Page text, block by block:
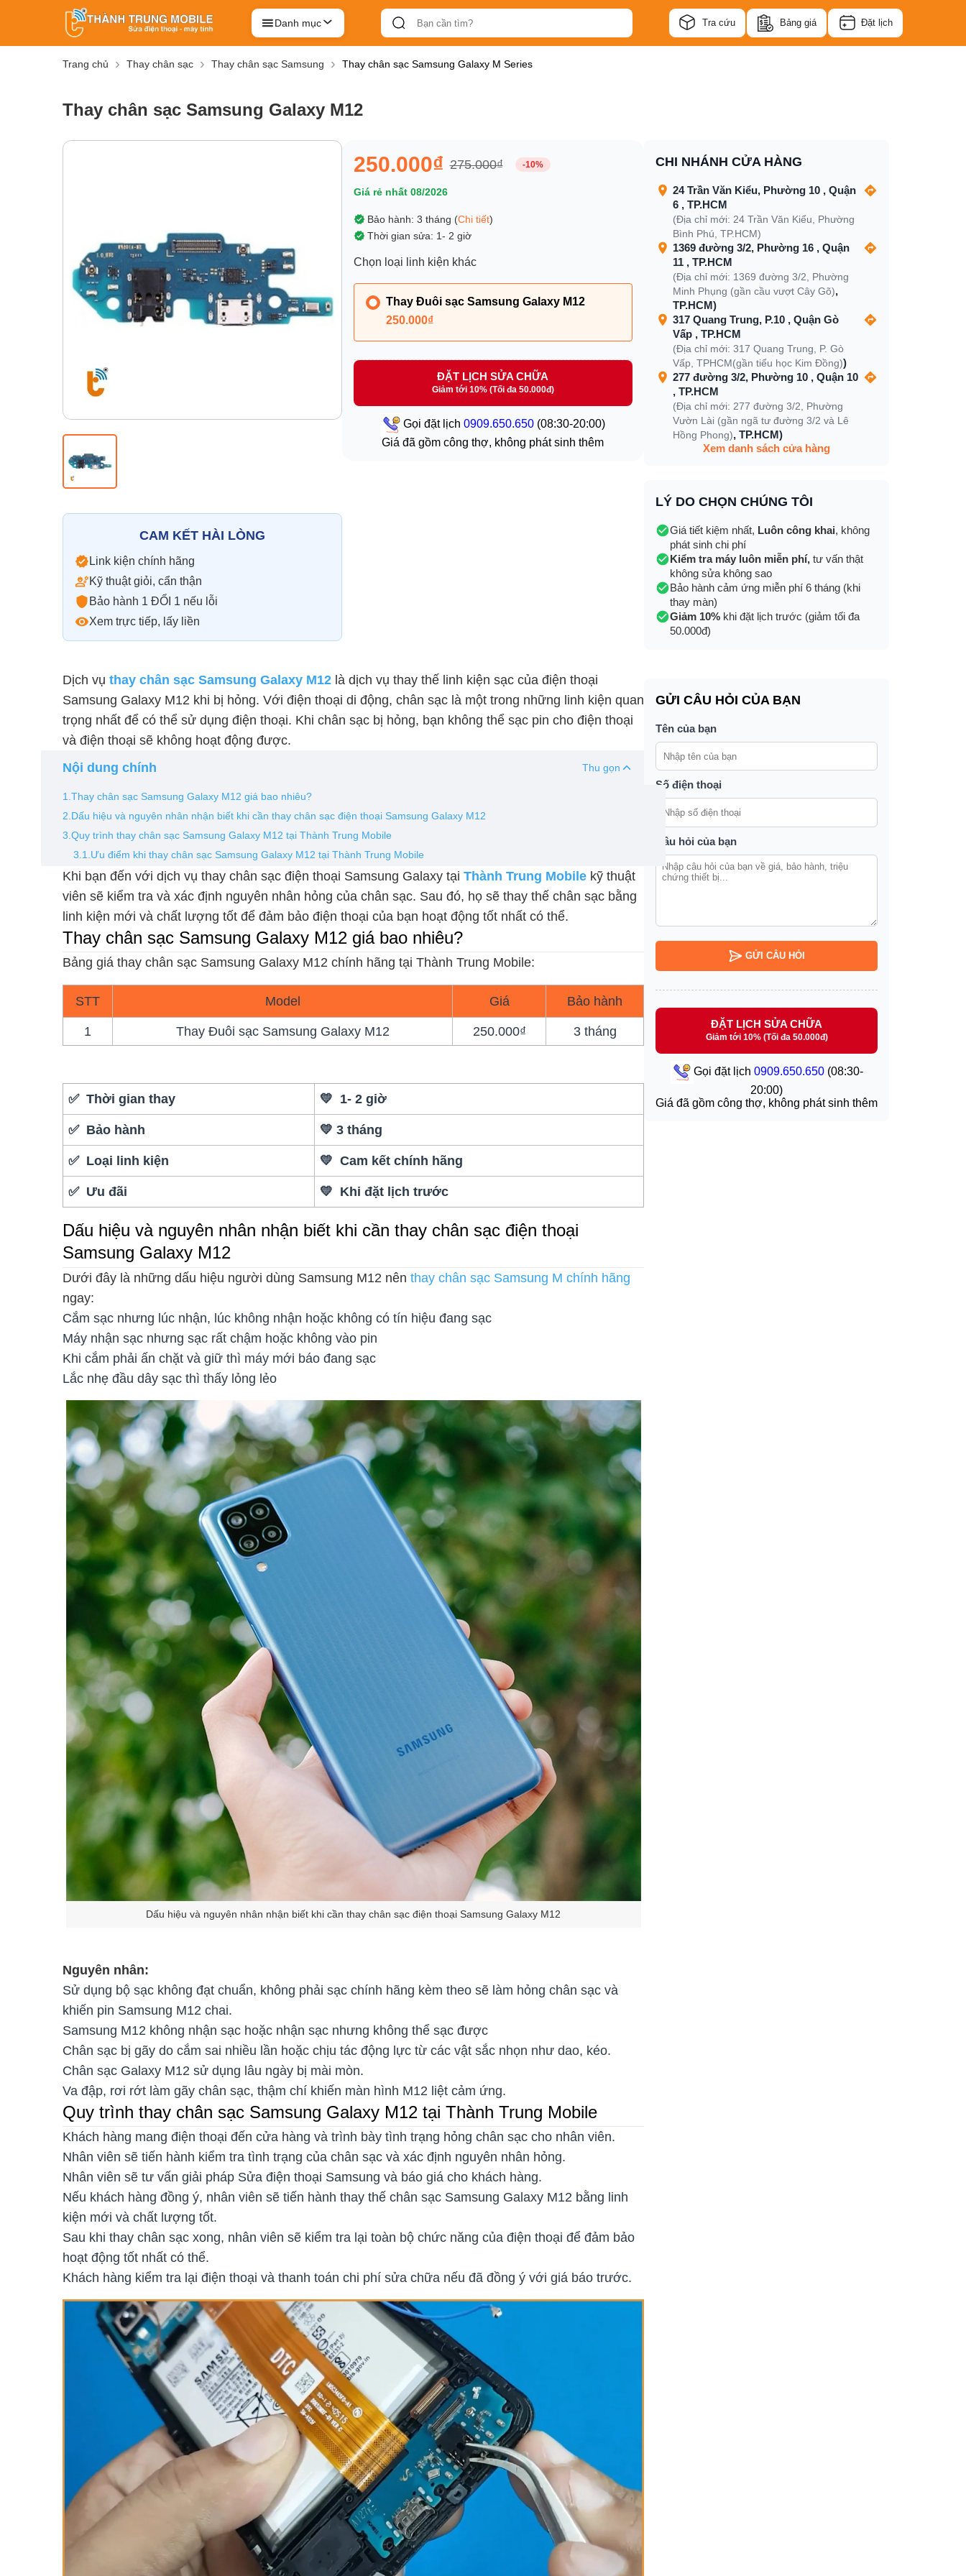
Danh mục Tra cứu Bảng giá Đặt lịch
Trang chủ Thay chân sạc Thay chân sạc Samsung Thay chân sạc Samsung Galaxy M Series
Thay chân sạc Samsung Galaxy M12
CAM KẾT HÀI LÒNG
Link kiện chính hãng
Kỹ thuật giỏi, cẩn thận
Bảo hành 1 ĐỔI 1 nếu lỗi
Xem trực tiếp, lấy liền
250.000₫ 275.000₫ -10%
Giá rẻ nhất 08/2026
Bảo hành: 3 tháng (Chi tiết)
Thời gian sửa: 1- 2 giờ
Chọn loại linh kiện khác
Thay Đuôi sạc Samsung Galaxy M12
250.000₫
ĐẶT LỊCH SỬA CHỮA
Giảm tới 10% (Tối đa 50.000đ)
Gọi đặt lịch0909.650.650 (08:30-20:00)
Giá đã gồm công thợ, không phát sinh thêm
Dịch vụ thay chân sạc Samsung Galaxy M12 là dịch vụ thay thế linh kiện sạc của điện thoại
Samsung Galaxy M12 khi bị hỏng. Với điện thoại di động, chân sạc là một trong những linh kiện quan
trọng nhất để có thể sử dụng điện thoại. Khi chân sạc bị hỏng, bạn không thể sạc pin cho điện thoại
và điện thoại sẽ không hoạt động được.
Nội dung chính
Thu gọn
1.Thay chân sạc Samsung Galaxy M12 giá bao nhiêu?
2.Dấu hiệu và nguyên nhân nhận biết khi cần thay chân sạc điện thoại Samsung Galaxy M12
3.Quy trình thay chân sạc Samsung Galaxy M12 tại Thành Trung Mobile
3.1.Ưu điểm khi thay chân sạc Samsung Galaxy M12 tại Thành Trung Mobile
Khi bạn đến với dịch vụ thay chân sạc điện thoại Samsung Galaxy tại Thành Trung Mobile kỹ thuật
viên sẽ kiểm tra và xác định nguyên nhân hỏng của chân sạc. Sau đó, họ sẽ thay thế chân sạc bằng
linh kiện mới và chất lượng tốt để đảm bảo điện thoại của bạn hoạt động tốt nhất có thể.
Thay chân sạc Samsung Galaxy M12 giá bao nhiêu?
Bảng giá thay chân sạc Samsung Galaxy M12 chính hãng tại Thành Trung Mobile:
STT Model Giá Bảo hành
1 Thay Đuôi sạc Samsung Galaxy M12 250.000₫ 3 tháng
✅ Thời gian thay 💛 1- 2 giờ
✅ Bảo hành 💛 3 tháng
✅ Loại linh kiện 💛 Cam kết chính hãng
✅ Ưu đãi 💛 Khi đặt lịch trước
Dấu hiệu và nguyên nhân nhận biết khi cần thay chân sạc điện thoại
Samsung Galaxy M12
Dưới đây là những dấu hiệu người dùng Samsung M12 nên thay chân sạc Samsung M chính hãng
ngay:
Cắm sạc nhưng lúc nhận, lúc không nhận hoặc không có tín hiệu đang sạc
Máy nhận sạc nhưng sạc rất chậm hoặc không vào pin
Khi cắm phải ấn chặt và giữ thì máy mới báo đang sạc
Lắc nhẹ đầu dây sạc thì thấy lỏng lẻo
Dấu hiệu và nguyên nhân nhận biết khi cần thay chân sạc điện thoại Samsung Galaxy M12
Nguyên nhân:
Sử dụng bộ sạc không đạt chuẩn, không phải sạc chính hãng kèm theo sẽ làm hỏng chân sạc và
khiến pin Samsung M12 chai.
Samsung M12 không nhận sạc hoặc nhận sạc nhưng không thể sạc được
Chân sạc bị gãy do cắm sai nhiều lần hoặc chịu tác động lực từ các vật sắc nhọn như dao, kéo.
Chân sạc Galaxy M12 sử dụng lâu ngày bị mài mòn.
Va đập, rơi rớt làm gãy chân sạc, thậm chí khiến màn hình M12 liệt cảm ứng.
Quy trình thay chân sạc Samsung Galaxy M12 tại Thành Trung Mobile
Khách hàng mang điện thoại đến cửa hàng và trình bày tình trạng hỏng chân sạc cho nhân viên.
Nhân viên sẽ tiến hành kiểm tra tình trạng của chân sạc và xác định nguyên nhân hỏng.
Nhân viên sẽ tư vấn giải pháp Sửa điện thoại Samsung và báo giá cho khách hàng.
Nếu khách hàng đồng ý, nhân viên sẽ tiến hành thay thế chân sạc Samsung Galaxy M12 bằng linh
kiện mới và chất lượng tốt.
Sau khi thay chân sạc xong, nhân viên sẽ kiểm tra lại toàn bộ chức năng của điện thoại để đảm bảo
hoạt động tốt nhất có thể.
Khách hàng kiểm tra lại điện thoại và thanh toán chi phí sửa chữa nếu đã đồng ý với giá báo trước.
CHI NHÁNH CỬA HÀNG
24 Trần Văn Kiểu, Phường 10 , Quận
6 , TP.HCM
(Địa chỉ mới: 24 Trần Văn Kiểu, Phường
Bình Phú, TP.HCM)
1369 đường 3/2, Phường 16 , Quận
11 , TP.HCM
(Địa chỉ mới: 1369 đường 3/2, Phường
Minh Phụng (gần cầu vượt Cây Gõ),
TP.HCM)
317 Quang Trung, P.10 , Quận Gò
Vấp , TP.HCM
(Địa chỉ mới: 317 Quang Trung, P. Gò
Vấp, TPHCM(gần tiểu học Kim Đồng))
277 đường 3/2, Phường 10 , Quận 10
, TP.HCM
(Địa chỉ mới: 277 đường 3/2, Phường
Vườn Lài (gần ngã tư đường 3/2 và Lê
Hồng Phong), TP.HCM)
Xem danh sách cửa hàng
LÝ DO CHỌN CHÚNG TÔI
Giá tiết kiệm nhất, Luôn công khai, không
phát sinh chi phí
Kiểm tra máy luôn miễn phí, tư vấn thật
không sửa không sao
Bảo hành cảm ứng miễn phí 6 tháng (khi
thay màn)
Giảm 10% khi đặt lịch trước (giảm tối đa
50.000đ)
GỬI CÂU HỎI CỦA BẠN
Tên của bạn
Số điện thoại
Câu hỏi của bạn
GỬI CÂU HỎI
ĐẶT LỊCH SỬA CHỮA
Giảm tới 10% (Tối đa 50.000đ)
Gọi đặt lịch 0909.650.650(08:30-
20:00)
Giá đã gồm công thợ, không phát sinh thêm